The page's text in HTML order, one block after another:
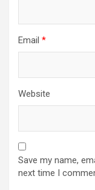
Email *
Website
Save my name,
next time I